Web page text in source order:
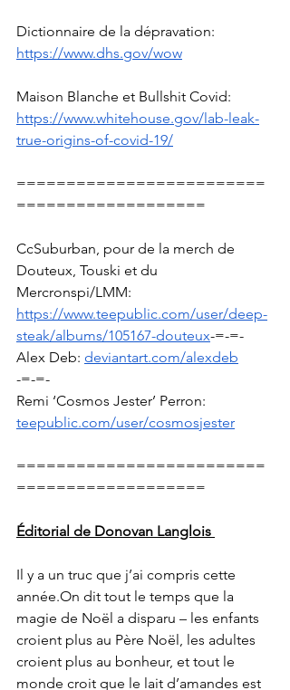
Dictionnaire de la dépravation:
https://www.dhs.gov/wow
Maison Blanche et Bullshit Covid:
https://www.whitehouse.gov/lab-leak-
true-origins-of-covid-19/
=========================
===================
CcSuburban, pour de la merch de
Douteux, Touski et du
Mercronspi/LMM:
https://www.teepublic.com/user/deep-
steak/albums/105167-douteux-=-=-
Alex Deb: deviantart.com/alexdeb
-=-=-
Remi ‘Cosmos Jester’ Perron:
teepublic.com/user/cosmosjester
=========================
===================
Éditorial de Donovan Langlois
Il y a un truc que j’ai compris cette
année.On dit tout le temps que la
magie de Noël a disparu – les enfants
croient plus au Père Noël, les adultes
croient plus au bonheur, et tout le
monde croit que le lait d’amandes est